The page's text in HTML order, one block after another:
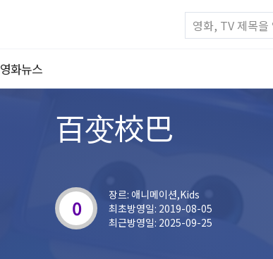
영화뉴스
百变校巴
0
장르: 애니메이션,Kids
최초방영일: 2019-08-05
최근방영일: 2025-09-25